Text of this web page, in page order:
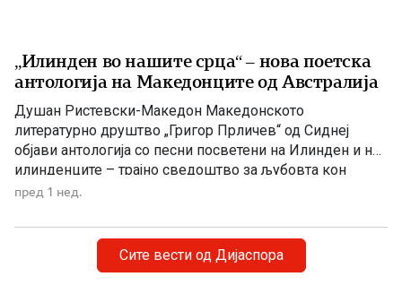
„Илинден во нашите срца“ – нова поетска
антологија на Македонците од Австралија
Душан Ристевски-Македон Македонското
литературно друштво „Григор Прличев“ од Сиднеј
објави антологија со песни посветени на Илинден и на
илинденците – трајно сведоштво за љубовта кон
Македонија, непокорот и борбата за зачувување на
Македонското литературно друштво „Григор Прличев“
од Сиднеј ја објави поетската антологија „Илинден во
нашите срца“, во која се […]
пред 1 нед.
Сите вести од Дијаспора